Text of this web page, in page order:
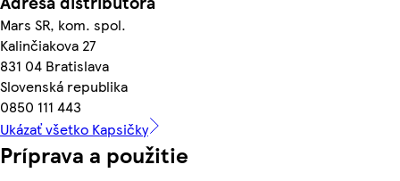
Mars SR, kom. spol.
Kalinčiakova 27
831 04 Bratislava
Slovenská republika
0850 111 443
Ukázať všetko Kapsičky
Príprava a použitie